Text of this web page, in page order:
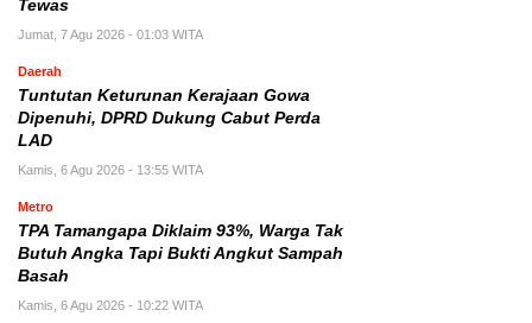
Tewas
Jumat, 7 Agu 2026 - 01:03 WITA
Daerah
Tuntutan Keturunan Kerajaan Gowa
Dipenuhi, DPRD Dukung Cabut Perda
LAD
Kamis, 6 Agu 2026 - 13:55 WITA
Metro
TPA Tamangapa Diklaim 93%, Warga Tak
Butuh Angka Tapi Bukti Angkut Sampah
Basah
Kamis, 6 Agu 2026 - 10:22 WITA